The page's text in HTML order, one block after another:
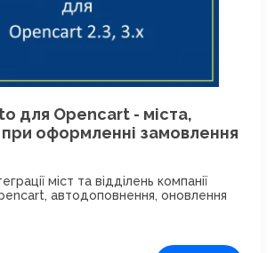
для Opencart - міста,
при оформленні замовлення
міст та відділень компанії
автодоповнення, оновлення